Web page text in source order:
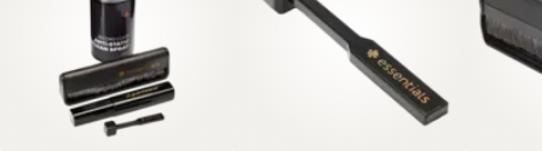
Vibrationsdämpande fötter
Skivspelarlock, strömförsörjning (1,8 m) och RCA-kabel (1,5 m)
Vikt inställning för pickup: 3,5 gram